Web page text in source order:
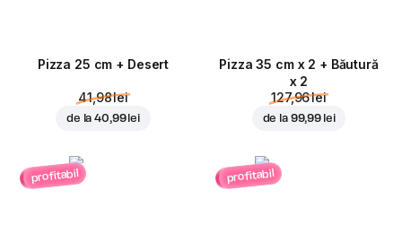
Pizza 25 cm + Desert
41,98 lei
de la40,99 lei
Pizza 35 cm x 2 + Băutură
x 2
127,96 lei
de la 99,99 lei
profitabil profitabil